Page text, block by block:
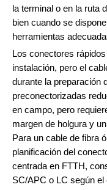
la terminal o en la ruta
bien cuando se
herramientas
Los conectores
instalación, pero el
durante la preparación
preconectorizadas
en campo, pero
margen de holgura y
Para un cable de fibra
planificación del
centrada en FTTH,
SC/APC o LC según el